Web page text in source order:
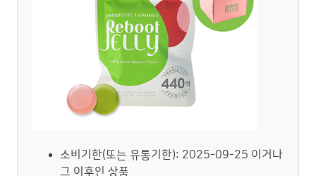
소비기한(또는 유통기한): 2025-09-25 이거나
그 이후인 상품